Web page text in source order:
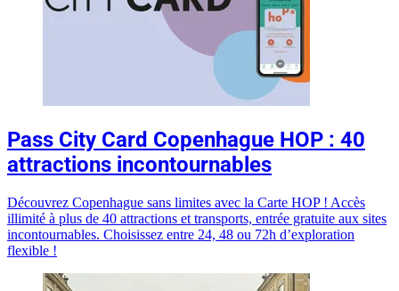
Pass City Card Copenhague HOP : 40
attractions incontournables
Découvrez Copenhague sans limites avec la Carte HOP ! Accès
illimité à plus de 40 attractions et transports, entrée gratuite aux sites
incontournables. Choisissez entre 24, 48 ou 72h d’exploration
flexible !